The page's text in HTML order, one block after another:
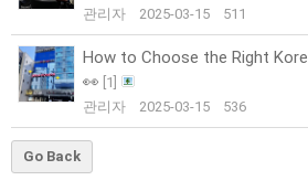
관리자 2025-03-15 511
How to Choose the Right
👀 [1]
관리자
2025-03-15 536
Go Back